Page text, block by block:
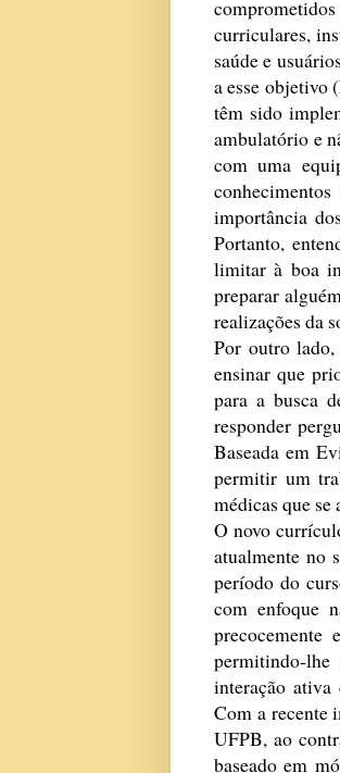
curriculares,
saúde e
a esse objetivo
têm sido
ambulatório e
com uma
importância
Portanto,
limitar à boa
preparar
realizações da
Por outro
ensinar que
para a busca
responder
Baseada em
permitir um
médicas que se
O novo
atualmente no
período do
com enfoque
permitindo-
interação ativa
Com a recente
UFPB, ao
baseado em